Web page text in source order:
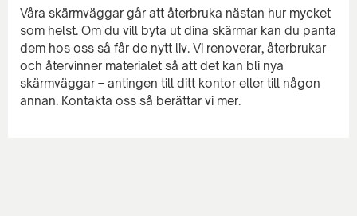
Våra skärmväggar går att återbruka nästan hur mycket
som helst. Om du vill byta ut dina skärmar kan du panta
dem hos oss så får de nytt liv. Vi renoverar, återbrukar
och återvinner materialet så att det kan bli nya
skärmväggar – antingen till ditt kontor eller till någon